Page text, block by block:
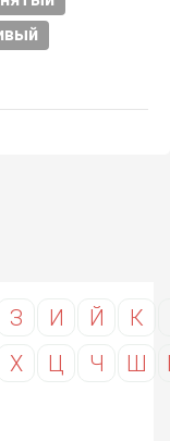
З И Й К
Х Ц Ч Ш